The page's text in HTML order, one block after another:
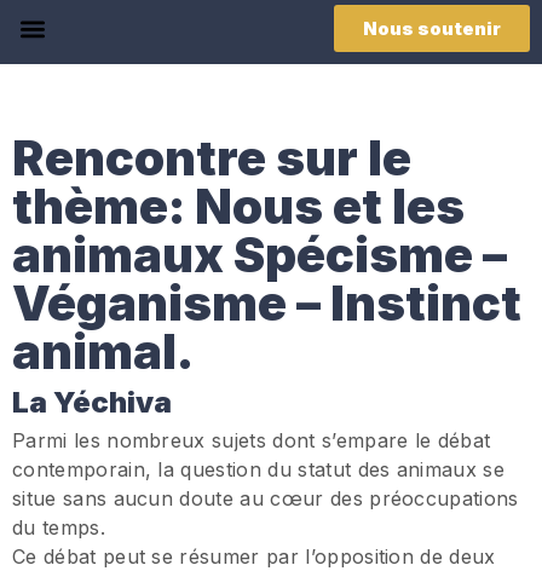
Nous soutenir
Rencontre sur le
thème: Nous et les
animaux Spécisme –
Véganisme – Instinct
animal.
La Yéchiva
Parmi les nombreux sujets dont s’empare le débat
contemporain, la question du statut des animaux se
situe sans aucun doute au cœur des préoccupations
du temps.
Ce débat peut se résumer par l’opposition de deux